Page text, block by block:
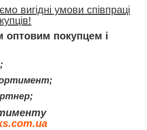
вигідні умови співпраці
оптовим покупцем і